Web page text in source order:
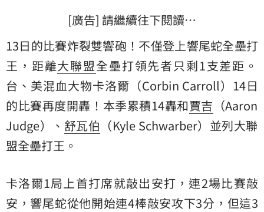
[廣告] 請繼續往下閱讀…
13日的比賽炸裂雙響砲！不僅登上響尾蛇全壘打
王，距離大聯盟全壘打領先者只剩1支差距。
台、美混血大物卡洛爾（Corbin Carroll）14日
的比賽再度開轟！本季累積14轟和賈吉 （Aaron
Judge）、 舒瓦伯 （Kyle Schwarber）並列大聯
盟全壘打王。
卡洛爾1局上首打席就敲出安打，連2場比賽敲
安，響尾蛇從他開始連4棒敲安攻下3分，但這3